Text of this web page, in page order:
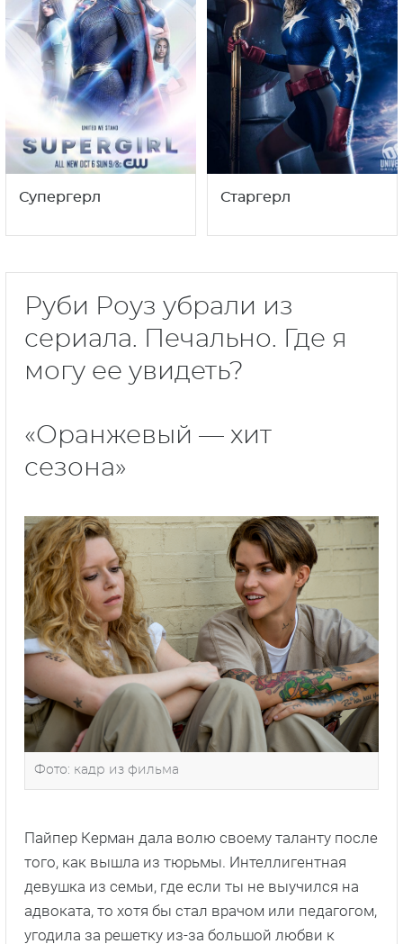
Супергерл Старгерл
Руби Роуз убрали из
сериала. Печально. Где я
могу ее увидеть?
«Оранжевый — хит
сезона»
Фото: кадр из фильма
Пайпер Керман дала волю своему таланту после
того, как вышла из тюрьмы. Интеллигентная
девушка из семьи, где если ты не выучился на
адвоката, то хотя бы стал врачом или педагогом,
угодила за решетку из-за большой любви к